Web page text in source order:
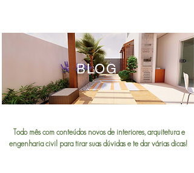
BLOG
Todo mês com conteúdos novos de interiores, arquitetura e
engenharia civil para tirar suas dúvidas e te dar várias dicas!